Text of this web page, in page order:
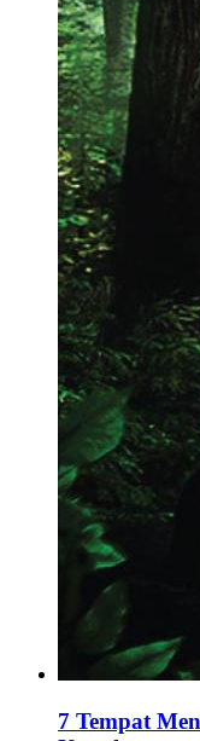
7 Tempat